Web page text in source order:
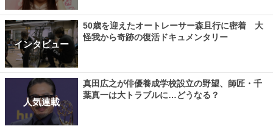
インタビュー
50歳を迎えたオートレーサー森且行に密着 大
怪我から奇跡の復活ドキュメンタリー
人気連載
真田広之が俳優養成学校設立の野望、師匠・千
葉真一は大トラブルに…どうなる？